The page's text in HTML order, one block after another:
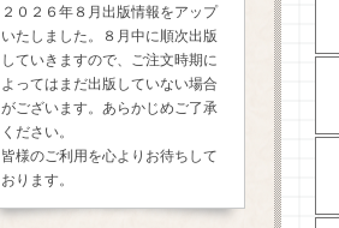
２０２６年８月出版情報をアップ
いたしました。８月中に順次出版
していきますので、ご注文時期に
よってはまだ出版していない場合
がございます。あらかじめご了承
ください。
皆様のご利用を心よりお待ちして
おります。